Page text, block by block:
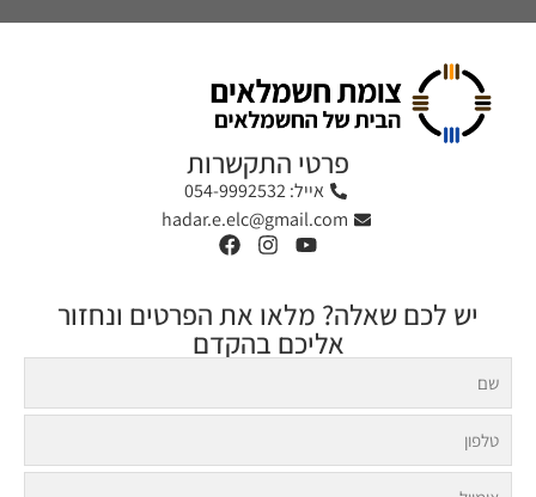
פרטי התקשרות
אייל: 054-9992532
hadar.e.elc@gmail.com
יש לכם שאלה? מלאו את הפרטים ונחזור
אליכם בהקדם